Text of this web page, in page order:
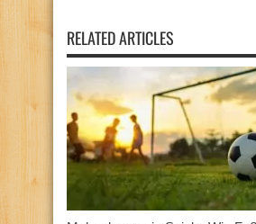
RELATED ARTICLES